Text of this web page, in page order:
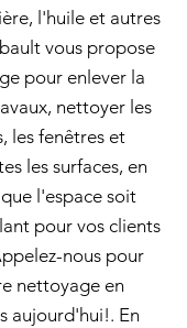
l'huile et autres
vous propose
pour enlever la
nettoyer les
les fenêtres et
les surfaces, en
l'espace soit
pour vos clients
nous pour
nettoyage en
aujourd'hui!. En